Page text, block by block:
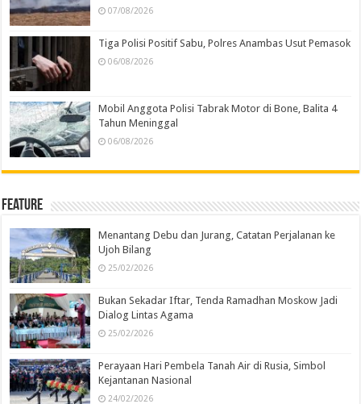
07/08/2026
Tiga Polisi Positif Sabu, Polres Anambas Usut Pemasok
06/08/2026
Mobil Anggota Polisi Tabrak Motor di Bone, Balita 4
Tahun Meninggal
06/08/2026
Feature
Menantang Debu dan Jurang, Catatan Perjalanan ke
Ujoh Bilang
25/02/2026
Bukan Sekadar Iftar, Tenda Ramadhan Moskow Jadi
Dialog Lintas Agama
25/02/2026
Perayaan Hari Pembela Tanah Air di Rusia, Simbol
Kejantanan Nasional
24/02/2026